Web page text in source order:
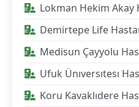
Lokman Hekim Akay
Demirtepe Life
Medisun Çayyolu
Ufuk Ünıversıtesı
Koru Kavaklıdere